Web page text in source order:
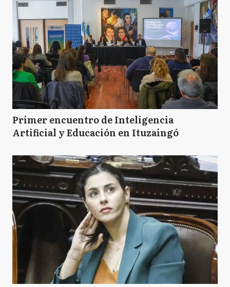
Primer encuentro de Inteligencia
Artificial y Educación en Ituzaingó